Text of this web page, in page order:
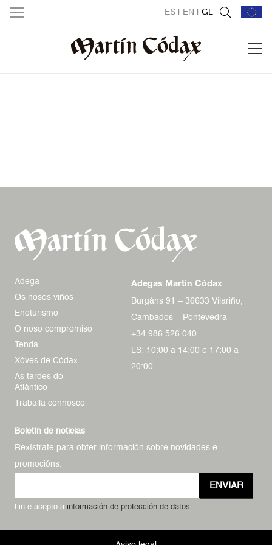
ES EN GL
Adega
Os nosos viños
Enoturismo
O noso compromiso
Tenda
Xóves de Códax
As tardes do
Atlántico
Traballa connosco
Adegas Martín Códax
Burgáns 91 – 36633 Vilariño,
Cambados – Pontevedra
+34 986 526 040
LS: 10:00 a 14:00 e 17:00 a
20:00
Boletín de noticias
Rexístrate para obter información sobre novidades e
promocións.
ENVIAR
Lin e acepto a información de protección de datos.